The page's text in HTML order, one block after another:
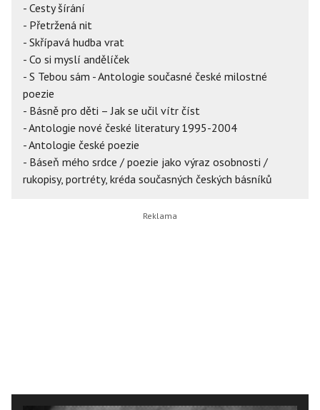
- Cesty šírání
- Přetržená nit
- Skřípavá hudba vrat
- Co si myslí andělíček
- S Tebou sám - Antologie současné české milostné
poezie
- Básně pro děti – Jak se učil vítr číst
- Antologie nové české literatury 1995-2004
- Antologie české poezie
- Báseň mého srdce / poezie jako výraz osobnosti /
rukopisy, portréty, kréda současných českých básníků